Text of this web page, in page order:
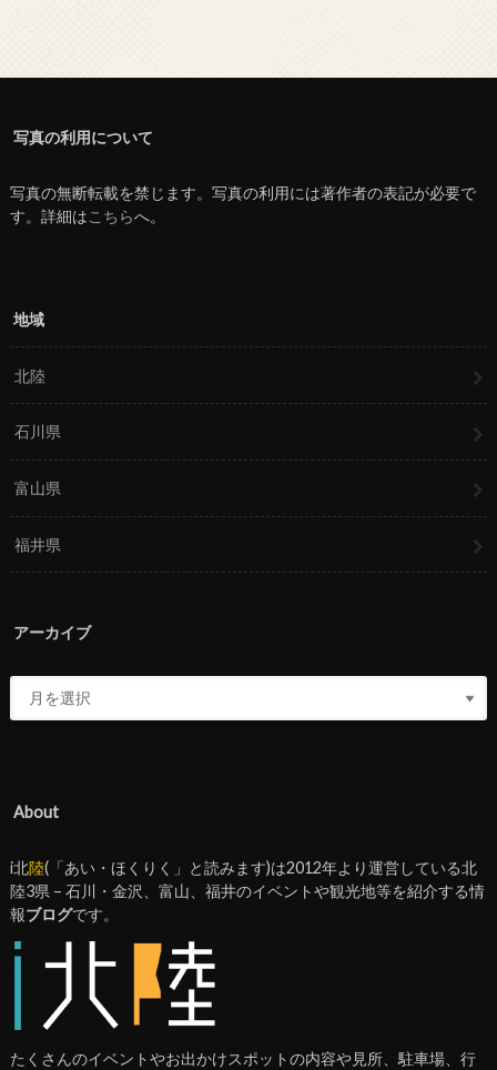
写真の利用について
写真の無断転載を禁じます。写真の利用には著作者の表記が必要で
す。詳細はこちらへ。
地域
北陸
石川県
富山県
福井県
アーカイブ
About
i北陸(「あい・ほくりく」と読みます)は2012年より運営している北
陸3県 – 石川・金沢、富山、福井のイベントや観光地等を紹介する情
報ブログです。
たくさんのイベントやお出かけスポットの内容や見所、駐車場、行